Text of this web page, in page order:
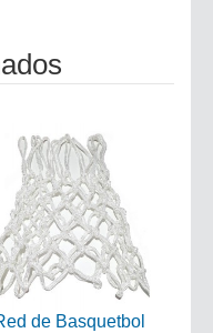
de Basquetbol